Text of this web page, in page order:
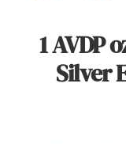
1 AVDP
Silver